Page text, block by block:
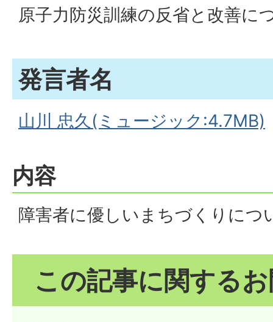
原子力防災訓練の反省と改善に
発言者名
山川 忠久(ミュージック:4.7MB)
内容
障害者に優しいまちづくりにつ
この記事に関する